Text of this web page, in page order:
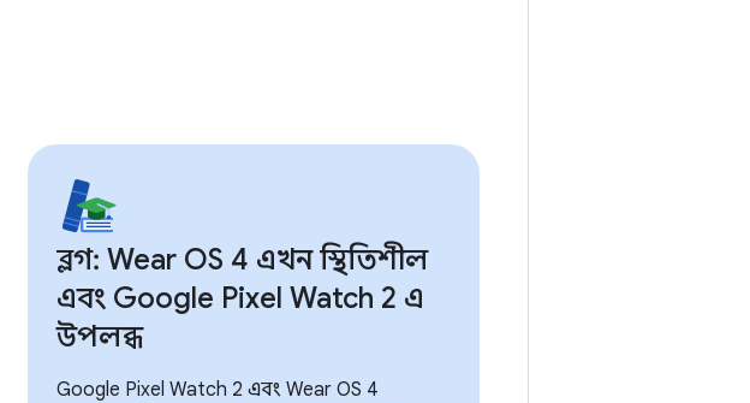
ব্লগ: Wear OS 4 এখন স্থিতিশীল
এবং Google Pixel Watch 2 এ
উপলব্ধ
Google Pixel Watch 2 এবং Wear OS 4